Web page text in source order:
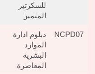
للسكرتير
المتميز
NCPD07
دبلوم ادارة
الموارد
البشرية
المعاصرة